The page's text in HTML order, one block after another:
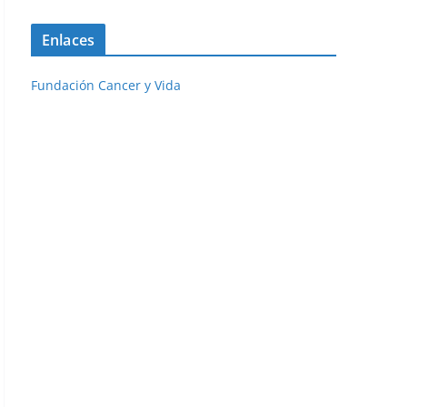
Enlaces
Fundación Cancer y Vida